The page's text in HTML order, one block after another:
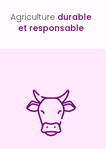
Agriculture durable
et responsable